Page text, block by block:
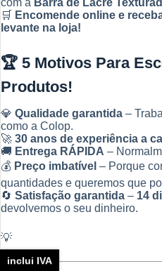
🛒 Encomende online e
levante na loja!
🏆 5 Motivos Para
Produtos!
💎 Qualidade garantida –
como a Colop.
🚀 30 anos de experiência a
🚚 Entrega RÁPIDA –
💰 Preço imbatível – Porque
quantidades e queremos que
🔄 Satisfação garantida – 14
devolvemos o seu dinheiro.
💡
inclui IVA